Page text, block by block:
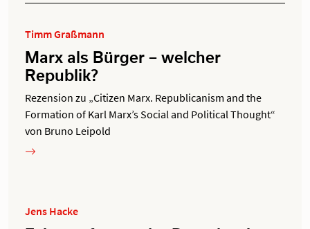
Timm Graßmann
Marx als Bürger – welcher
Republik?
Rezension zu „Citizen Marx. Republicanism and the
Formation of Karl Marx’s Social and Political Thought“
von Bruno Leipold
Jens Hacke